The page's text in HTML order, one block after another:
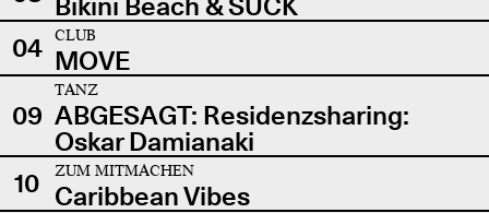
04
CLUB
MOVE
09
TANZ
ABGESAGT: Residenzsharing:
Oskar Damianaki
10
ZUM MITMACHEN
Caribbean Vibes